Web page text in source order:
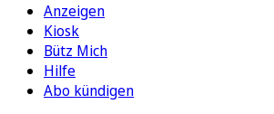
Anzeigen
Kiosk
Bütz Mich
Hilfe
Abo kündigen